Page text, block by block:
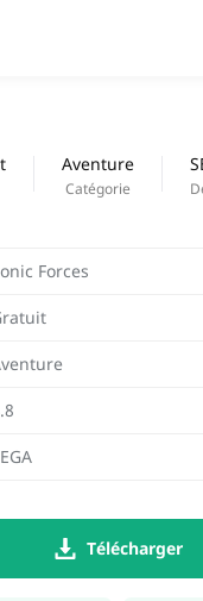
Aventure
Catégorie
Forces
Télécharger